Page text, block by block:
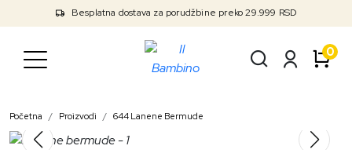
Besplatna dostava za porudžbine preko 29.999 RSD
0
Početna Proizvodi 644 Lanene Bermude